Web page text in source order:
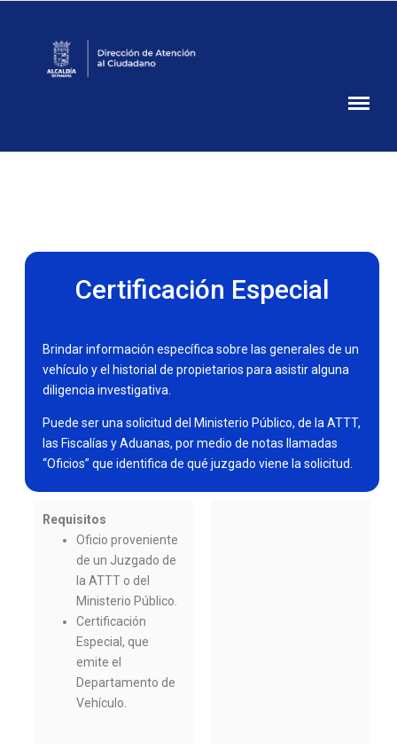
Atención
Ciudadana
Certificación Especial
Brindar información específica sobre las generales de un
vehículo y el historial de propietarios para asistir alguna
diligencia investigativa.
Puede ser una solicitud del Ministerio Público, de la ATTT,
las Fiscalías y Aduanas, por medio de notas llamadas
“Oficios” que identifica de qué juzgado viene la solicitud.
Requisitos
Oficio proveniente
de un Juzgado de
la ATTT o del
Ministerio Público.
Certificación
Especial, que
emite el
Departamento de
Vehículo.